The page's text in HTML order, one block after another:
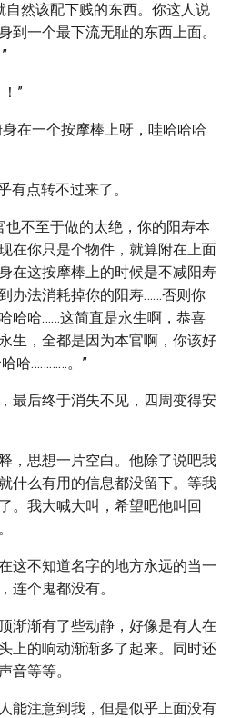
自然该配下贱的东西。你这人说
到一个最下流无耻的东西上面。
”
在一个按摩棒上呀，哇哈哈哈
有点转不过来了。
也不至于做的太绝，你的阳寿本
在你只是个物件，就算附在上面
在这按摩棒上的时候是不减阳寿
办法消耗掉你的阳寿……否则你
哈哈……这简直是永生啊，恭喜
生，全都是因为本官啊，你该好
哈…………。”
最后终于消失不见，四周变得安
，思想一片空白。他除了说吧我
什么有用的信息都没留下。等我
。我大喊大叫，希望吧他叫回
这不知道名字的地方永远的当一
连个鬼都没有。
渐渐有了些动静，好像是有人在
上的响动渐渐多了起来。同时还
音等等。
能注意到我，但是似乎上面没有